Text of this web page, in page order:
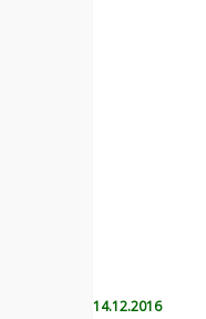
14.12.2016